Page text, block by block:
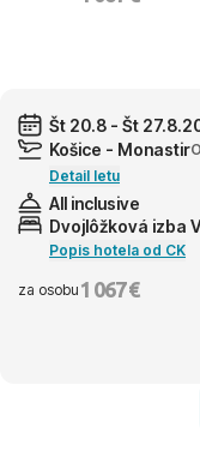
Št 20.8 - Št
Košice - Monastir
Detail letu
All inclusive
Dvojlôžková izba
Popis hotela od CK
za osobu 1 067 €